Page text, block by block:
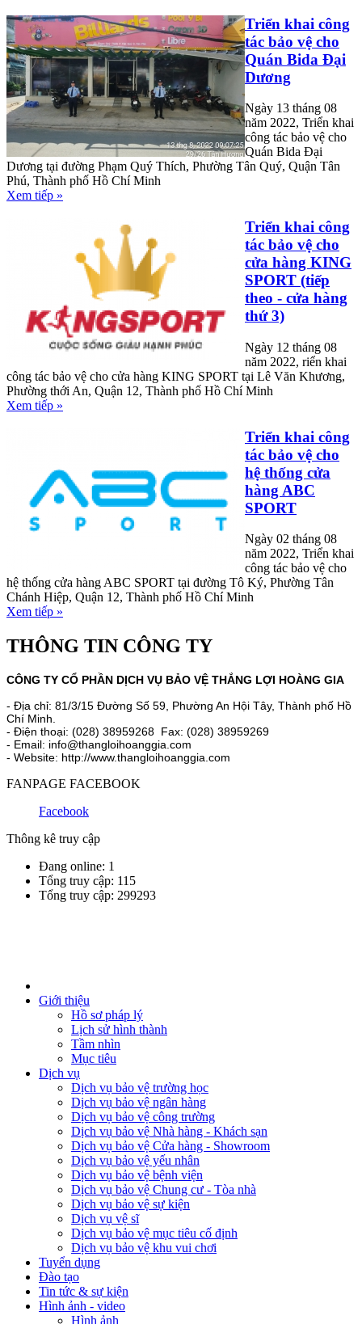
Triển khai công
tác bảo vệ cho
Quán Bida Đại
Dương
Ngày 13 tháng 08
năm 2022, Triển khai
công tác bảo vệ cho
Quán Bida Đại
Dương tại đường Phạm Quý Thích, Phường Tân Quý, Quận Tân
Phú, Thành phố Hồ Chí Minh
Xem tiếp »
Triển khai công
tác bảo vệ cho
cửa hàng KING
SPORT (tiếp
theo - cửa hàng
thứ 3)
Ngày 12 tháng 08
năm 2022, riển khai
công tác bảo vệ cho cửa hàng KING SPORT tại Lê Văn Khương,
Phường thới An, Quận 12, Thành phố Hồ Chí Minh
Xem tiếp »
Triển khai công
tác bảo vệ cho
hệ thống cửa
hàng ABC
SPORT
Ngày 02 tháng 08
năm 2022, Triển khai
công tác bảo vệ cho
hệ thống cửa hàng ABC SPORT tại đường Tô Ký, Phường Tân
Chánh Hiệp, Quận 12, Thành phố Hồ Chí Minh
Xem tiếp »
THÔNG TIN CÔNG TY
CÔNG TY CỔ PHẦN DỊCH VỤ BẢO VỆ THẮNG LỢI HOÀNG GIA
- Địa chỉ: 81/3/15 Đường Số 59, Phường An Hội Tây, Thành phố Hồ
Chí Minh.
- Điện thoại: (028) 38959268 Fax: (028) 38959269
- Email: info@thangloihoanggia.com
- Website: http://www.thangloihoanggia.com
FANPAGE FACEBOOK
Facebook
Thông kê truy cập
Đang online: 1
Tổng truy cập: 115
Tổng truy cập: 299293
Giới thiệu
Hồ sơ pháp lý
Lịch sử hình thành
Tầm nhìn
Mục tiêu
Dịch vụ
Dịch vụ bảo vệ trường học
Dịch vụ bảo vệ ngân hàng
Dịch vụ bảo vệ công trường
Dịch vụ bảo vệ Nhà hàng - Khách sạn
Dịch vụ bảo vệ Cửa hàng - Showroom
Dịch vụ bảo vệ yếu nhân
Dịch vụ bảo vệ bệnh viện
Dịch vụ bảo vệ Chung cư - Tòa nhà
Dịch vụ bảo vệ sự kiện
Dịch vụ vệ sĩ
Dịch vụ bảo vệ mục tiêu cố định
Dịch vụ bảo vệ khu vui chơi
Tuyển dụng
Đào tạo
Tin tức & sự kiện
Hình ảnh - video
Hình ảnh